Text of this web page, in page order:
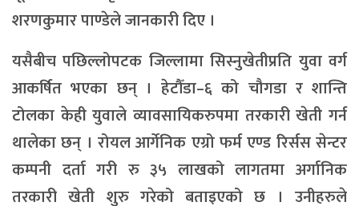
शरणकुमार पाण्डेले जानकारी दिए ।
यसैबीच पछिल्लोपटक जिल्लामा सिस्नुखेतीप्रति युवा वर्ग
आकर्षित भएका छन् । हेटौँडा–६ को चौगडा र शान्ति
टोलका केही युवाले व्यावसायिकरुपमा तरकारी खेती गर्न
थालेका छन् । रोयल आर्गेनिक एग्रो फर्म एण्ड रिर्सस सेन्टर
कम्पनी दर्ता गरी रु ३५ लाखको लागतमा अर्गानिक
तरकारी खेती शुरु गरेको बताइएको छ । उनीहरुले